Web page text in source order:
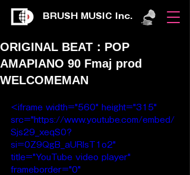
BRUSH MUSIC Inc.
ORIGINAL BEAT：POP
AMAPIANO 90 Fmaj prod
WELCOMEMAN
<iframe width="560" height="315"
src="https://www.youtube.com/embed/
Sjs29_xeqS0?
si=0Z9QgB_aURlsT1o2"
title="YouTube video player"
frameborder="0"